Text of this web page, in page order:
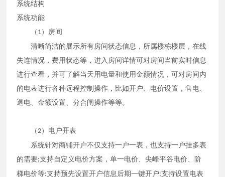
系统结构
系统功能
（ 1）房间
清晰简洁的展示所有房间状态信息，所属楼栋楼层，在线
失连情况，费用状态等，进入房间详情可对房间当前实时信息
进行查看，并可了解当天用电量和使用金额情况，可对房间内
的电表进行各种远程控制操作，比如开户、电价设置，售电、
退电、金额设置、分合闸操作等等。
（2）电户开表
系统针对商铺开户不仅支持一户一表，也支持一户挂多表
的需要;支持自定义电价方案，单一电价、尖峰平谷电价、阶
梯电价等:支持预先设置开户信息后期一键开户;支持设置电表